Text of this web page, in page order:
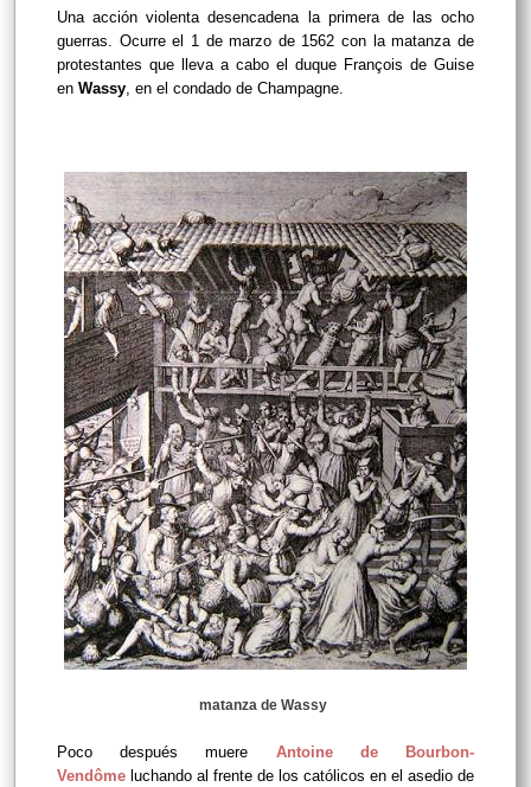
Una acción violenta desencadena la primera de las ocho
guerras. Ocurre el 1 de marzo de 1562 con la matanza de
protestantes que lleva a cabo el duque François de Guise
en Wassy, en el condado de Champagne.
matanza de Wassy
Poco después muere Antoine de Bourbon-
Vendôme luchando al frente de los católicos en el asedio de